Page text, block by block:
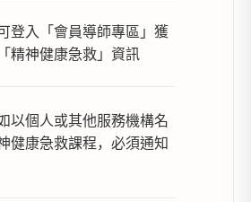
登入「會員導師專區」獲
精神健康急救」資訊
以個人或其他服務機構名
健康急救課程，必須通知